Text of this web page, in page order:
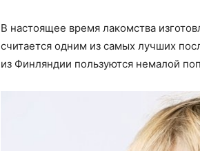
В настоящее время лакомства
считается одним из самых лучших
из Финляндии пользуются немалой